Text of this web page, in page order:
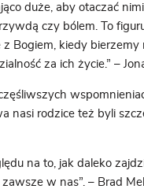
duże, aby otaczać nimi
czy bólem. To
z Bogiem, kiedy bierzemy
za ich życie.” –
nasi rodzice też byli
na to, jak daleko
zawsze w nas”. – Brad